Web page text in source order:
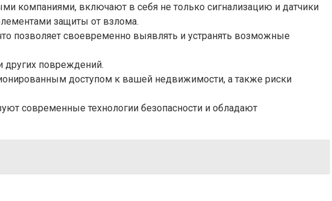
компаниями, включают в себя не только сигнализацию и датчики
защиты от взлома.
позволяет своевременно выявлять и устранять возможные
других повреждений.
доступом к вашей недвижимости, а также риски
современные технологии безопасности и обладают